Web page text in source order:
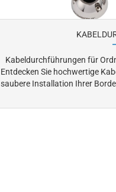
Kabeldurchführungen für
Entdecken Sie hochwertige
saubere Installation Ihrer Bordelektrik. Sie schützen
elektrische Störungen an Bord. Durch wasserdichte Dichtungen